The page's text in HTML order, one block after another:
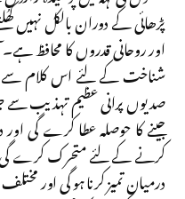
پڑھائی کے دوران بالکل نہیں
اور روحانی قدروں کا محافظ
شناخت کے لئے اس کلام
صدیوں پرانی عظیم تہذیب
جینے کا حوصلہ عطا کرے گی اور
کرنے کے لئے متحرک کرے گی
درمیان تمیز کرنا ہو گی اور